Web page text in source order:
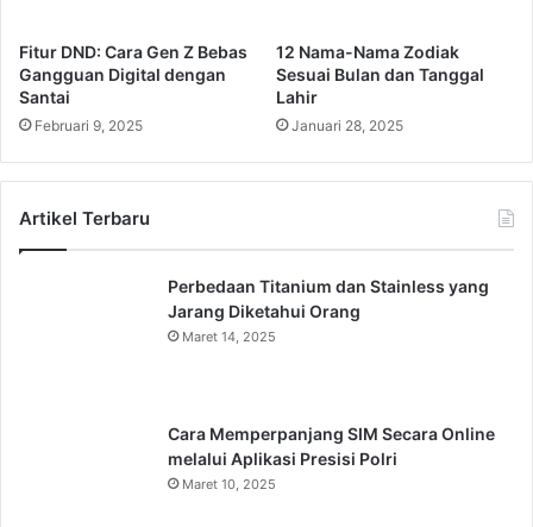
Fitur DND: Cara Gen Z Bebas
Gangguan Digital dengan
Santai
Februari 9, 2025
12 Nama-Nama Zodiak
Sesuai Bulan dan Tanggal
Lahir
Januari 28, 2025
Artikel Terbaru
Perbedaan Titanium dan Stainless yang
Jarang Diketahui Orang
Maret 14, 2025
Cara Memperpanjang SIM Secara Online
melalui Aplikasi Presisi Polri
Maret 10, 2025